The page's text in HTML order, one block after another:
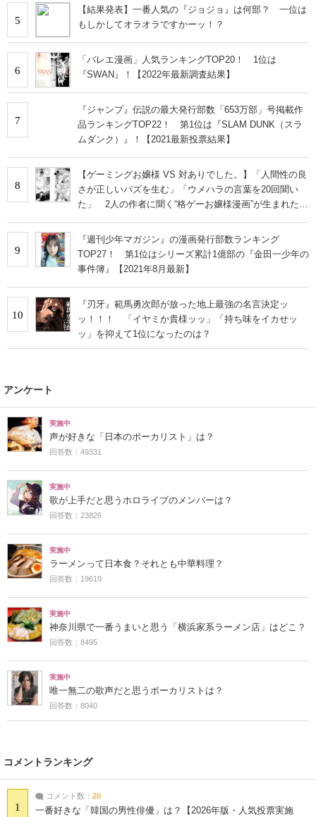
5
【結果発表】一番人気の『ジョジョ』は何部？ 一位は
もしかしてオラオラですかーッ！？
6
「バレエ漫画」人気ランキングTOP20！ 1位は
『SWAN』！【2022年最新調査結果】
7
『ジャンプ』伝説の最大発行部数「653万部」号掲載作
品ランキングTOP22！ 第1位は『SLAM DUNK（スラ
ムダンク）』！【2021最新投票結果】
8
【ゲーミングお嬢様 VS 対ありでした。】「人間性の良
さが正しいバズを生む」「ウメハラの言葉を20回聞い
た」 2人の作者に聞く“格ゲーお嬢様漫画”が生まれた理
9
『週刊少年マガジン』の漫画発行部数ランキング
TOP27！ 第1位はシリーズ累計1億部の『金田一少年の
事件簿』【2021年8月最新】
10
『刃牙』範馬勇次郎が放った地上最強の名言決定ッ
ッ！！！ 「イヤミか貴様ッッ」「持ち味をイカせッ
ッ」を抑えて1位になったのは？
アンケート
実施中
声が好きな「日本のボーカリスト」は？
回答数：49331
実施中
歌が上手だと思うホロライブのメンバーは？
回答数：23826
実施中
ラーメンって日本食？それとも中華料理？
回答数：19619
実施中
神奈川県で一番うまいと思う「横浜家系ラーメン店」はどこ？
回答数：8495
実施中
唯一無二の歌声だと思うボーカリストは？
回答数：8040
コメントランキング
1
コメント数： 20
一番好きな「韓国の男性俳優」は？【2026年版・人気投票実施